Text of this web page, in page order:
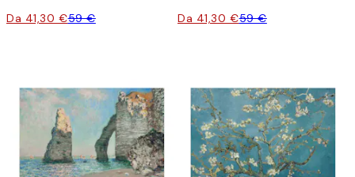
Da 41,30 €59 € Da 41,30 €59 €